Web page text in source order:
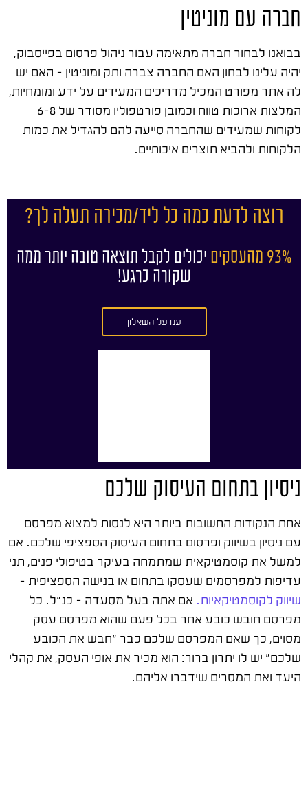
חברה עם מוניטין
בבואנו לבחור חברה מתאימה עבור ניהול פרסום בפייסבוק,
יהיה עלינו לבחון האם החברה צברה ותק ומוניטין – האם יש
לה אתר מפורט המכיל מדריכים המעידים על ידע ומומחיות,
המלצות ארוכות טווח וכמובן פורטפוליו מסודר של 6-8
לקוחות שמעידים שהחברה סייעה להם להגדיל את כמות
הלקוחות ולהביא תוצרים איכותיים.
רוצה לדעת כמה כל ליד/מכירה תעלה לך?
93% מהעסקים
יכולים לקבל תוצאה טובה יותר ממה
שקורה כרגע!
ענו על השאלון
ניסיון בתחום העיסוק שלכם
אחת הנקודות החשובות ביותר היא לנסות למצוא מפרסם
עם ניסיון בשיווק ופרסום בתחום העיסוק הספציפי שלכם. אם
למשל את קוסמטיקאית שמתמחה בעיקר בטיפולי פנים, תני
עדיפות למפרסמים שעסקו בתחום או בנישה הספציפית –
שיווק לקוסמטיקאיות. אם אתה בעל מסעדה – כנ"ל. כל
מפרסם חובש כובע אחר בכל פעם שהוא מפרסם עסק
מסוים, כך שאם המפרסם שלכם כבר "חבש את הכובע
שלכם" יש לו יתרון ברור: הוא מכיר את אופי העסק, את קהלי
היעד ואת המסרים שידברו אליהם.